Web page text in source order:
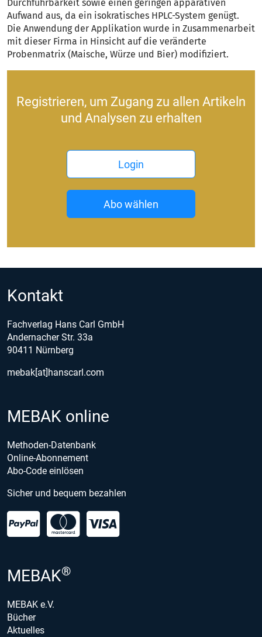
Durchführbarkeit sowie einen geringen apparativen
Aufwand aus, da ein isokratisches HPLC-System genügt.
Die Anwendung der Applikation wurde in Zusammenarbeit
mit dieser Firma in Hinsicht auf die veränderte
Probenmatrix (Maische, Würze und Bier) modifiziert.
Registrieren, um Zugang zu allen Artikeln
und Analysen zu erhalten
Login
Abo wählen
Kontakt
Fachverlag Hans Carl GmbH
Andernacher Str. 33a
90411 Nürnberg
mebak[at]hanscarl.com
MEBAK online
Methoden-Datenbank
Online-Abonnement
Abo-Code einlösen
Sicher und bequem bezahlen
MEBAK®
MEBAK e.V.
Bücher
Aktuelles